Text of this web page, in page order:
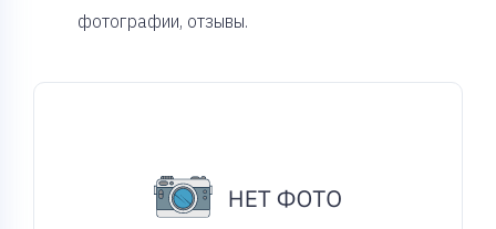
фотографии, отзывы.